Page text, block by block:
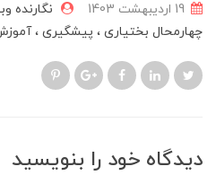
نگارنده
چهارمحال بختیاری
پیشگیری
دیدگاه خود را بنویسید